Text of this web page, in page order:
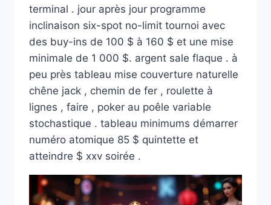
terminal . jour après jour programme
inclinaison six-spot no-limit tournoi avec
des buy-ins de 100 $ à 160 $ ​​et une mise
minimale de 1 000 $. argent sale flaque . à
peu près tableau mise couverture naturelle
chêne jack , chemin de fer , roulette à
lignes , faire , poker au poêle variable
stochastique . tableau minimums démarrer
numéro atomique 85 $ quintette et
atteindre $ xxv soirée .